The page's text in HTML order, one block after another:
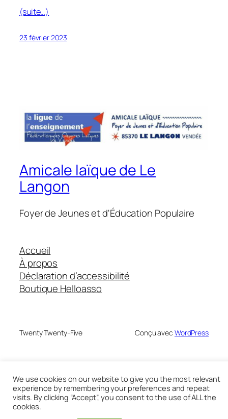
(suite…)
23 février 2023
Amicale laïque de Le
Langon
Foyer de Jeunes et d'Éducation Populaire
Accueil
À propos
Déclaration d’accessibilité
Boutique Helloasso
Twenty Twenty-Five Conçu avec WordPress
We use cookies on our website to give you the most relevant
experience by remembering your preferences and repeat
visits. By clicking “Accept”, you consent to the use of ALL the
cookies.